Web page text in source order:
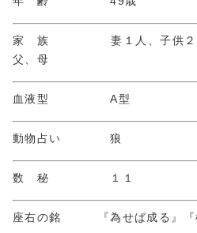
家 族 妻１人、子供２人（
父、母
血液型 A型
動物占い 狼
数 秘 １１
座右の銘 『為せば成る』『櫓